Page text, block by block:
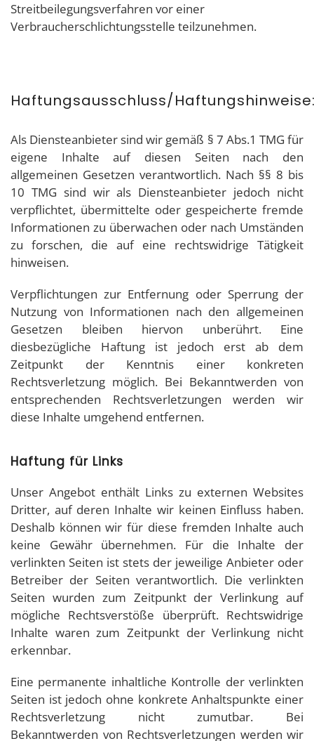
Streitbeilegungsverfahren vor einer
Verbraucherschlichtungsstelle teilzunehmen.
Haftungsausschluss/
Als Diensteanbieter sind wir gemäß § 7 Abs.1 TMG für
eigene Inhalte auf diesen Seiten nach den
allgemeinen Gesetzen verantwortlich. Nach §§ 8 bis
10 TMG sind wir als Diensteanbieter jedoch nicht
verpflichtet, übermittelte oder gespeicherte fremde
Informationen zu überwachen oder nach Umständen
zu forschen, die auf eine rechtswidrige Tätigkeit
hinweisen.
Verpflichtungen zur Entfernung oder Sperrung der
Nutzung von Informationen nach den allgemeinen
Gesetzen bleiben hiervon unberührt. Eine
diesbezügliche Haftung ist jedoch erst ab dem
Zeitpunkt der Kenntnis einer konkreten
Rechtsverletzung möglich. Bei Bekanntwerden von
entsprechenden Rechtsverletzungen werden wir
diese Inhalte umgehend entfernen.
Haftung für Links
Unser Angebot enthält Links zu externen Websites
Dritter, auf deren Inhalte wir keinen Einfluss haben.
Deshalb können wir für diese fremden Inhalte auch
keine Gewähr übernehmen. Für die Inhalte der
verlinkten Seiten ist stets der jeweilige Anbieter oder
Betreiber der Seiten verantwortlich. Die verlinkten
Seiten wurden zum Zeitpunkt der Verlinkung auf
mögliche Rechtsverstöße überprüft. Rechtswidrige
Inhalte waren zum Zeitpunkt der Verlinkung nicht
erkennbar.
Eine permanente inhaltliche Kontrolle der verlinkten
Seiten ist jedoch ohne konkrete Anhaltspunkte einer
Rechtsverletzung nicht zumutbar. Bei
Bekanntwerden von Rechtsverletzungen werden wir